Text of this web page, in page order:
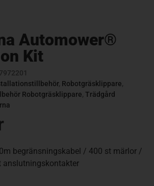
Automower®
Kit
, Robotgräsklippare,
Robotgräsklippare, Trädgård
begränsningskabel / 400 st märlor /
anslutningskontakter